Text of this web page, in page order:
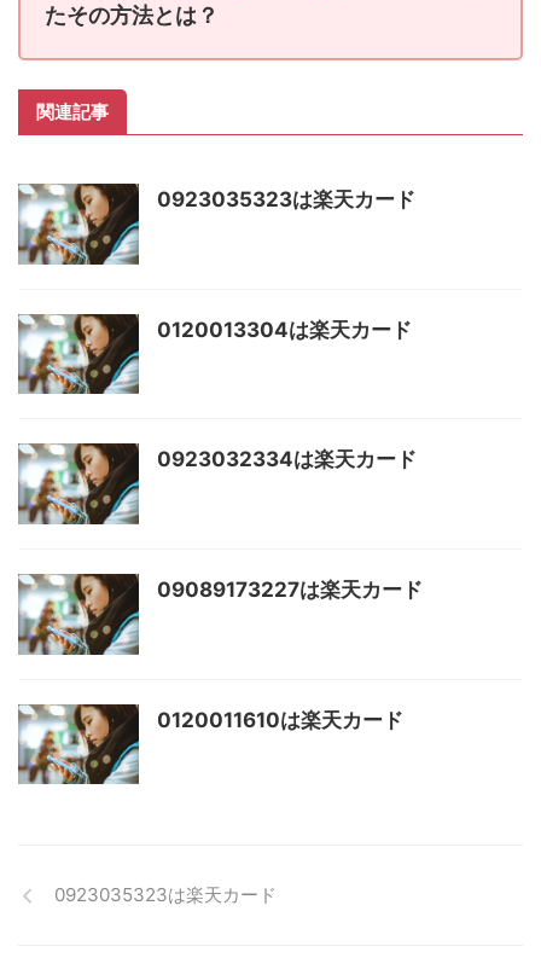
たその方法とは？
関連記事
0923035323は楽天カード
0120013304は楽天カード
0923032334は楽天カード
09089173227は楽天カード
0120011610は楽天カード
0923035323は楽天カード